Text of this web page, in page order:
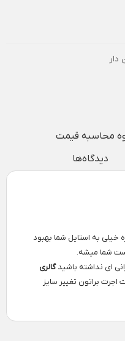
دار
محاسبه قیمت
دیدگاه‌ها
خیلی به استایل شما بهبود
شما میشه.
ای نداشته باشیدگالری
براتون تغییر سایز